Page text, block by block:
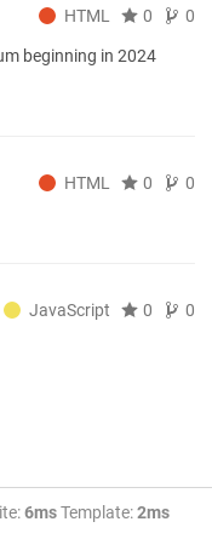
HTML 0 0
beginning in 2024
HTML 0 0
JavaScript 0 0
6msTemplate:2ms